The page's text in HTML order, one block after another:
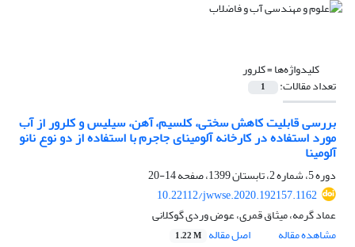
کلیدواژه‌ها =کلرور
تعداد مقالات: 1
بررسی قابلیت کاهش سختی، کلسیم، آهن، سیلیس و کلرور از آب
مورد استفاده در کارخانه آلومینای جاجرم با استفاده از دو نوع نانو
آلومینا
دوره 5، شماره 2، تابستان 1399، صفحه
14-20
10.22112/jwwse.2020.192157.1162
عماد گرمه، میثاق قمری، عوض وردی گوکلانی
مشاهده مقاله
اصل مقاله 1.22 M